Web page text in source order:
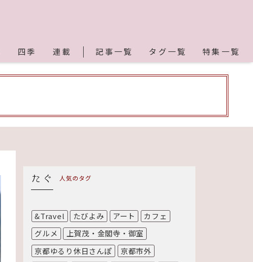
四季 連載 記事一覧 タグ一覧 特集一覧
人気のタグ
&Travel たびよみ アート
カフェ
グルメ
上賀茂・金閣寺・御室
京都ゆるり休日さんぽ
京都市外